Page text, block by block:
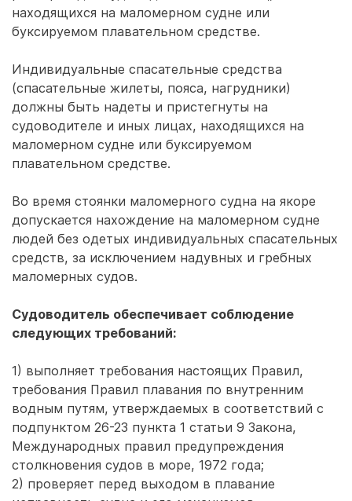
находящихся на маломерном судне или
буксируемом плавательном средстве.
Индивидуальные спасательные средства
(спасательные жилеты, пояса, нагрудники)
должны быть надеты и пристегнуты на
судоводителе и иных лицах, находящихся на
маломерном судне или буксируемом
плавательном средстве.
Во время стоянки маломерного судна на якоре
допускается нахождение на маломерном судне
людей без одетых индивидуальных спасательных
средств, за исключением надувных и гребных
маломерных судов.
Судоводитель обеспечивает соблюдение
следующих требований:
1) выполняет требования настоящих Правил,
требования Правил плавания по внутренним
водным путям, утверждаемых в соответствий с
подпунктом 26-23 пункта 1 статьи 9 Закона,
Международных правил предупреждения
столкновения судов в море, 1972 года;
2) проверяет перед выходом в плавание